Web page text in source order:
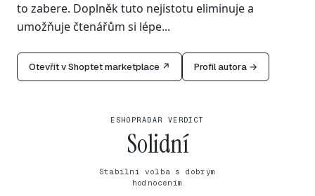
to zabere. Doplněk tuto nejistotu eliminuje a
umožňuje čtenářům si lépe...
Otevřít v Shoptet marketplace ↗ Profil autora →
ESHOPRADAR VERDICT
Solidní
Stabilní volba s dobrým
hodnocením